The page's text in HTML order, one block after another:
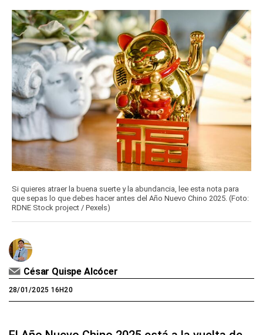
Si quieres atraer la buena suerte y la abundancia, lee esta nota para
que sepas lo que debes hacer antes del Año Nuevo Chino 2025. (Foto:
RDNE Stock project / Pexels)
César Quispe Alcócer
28/01/2025 16H20